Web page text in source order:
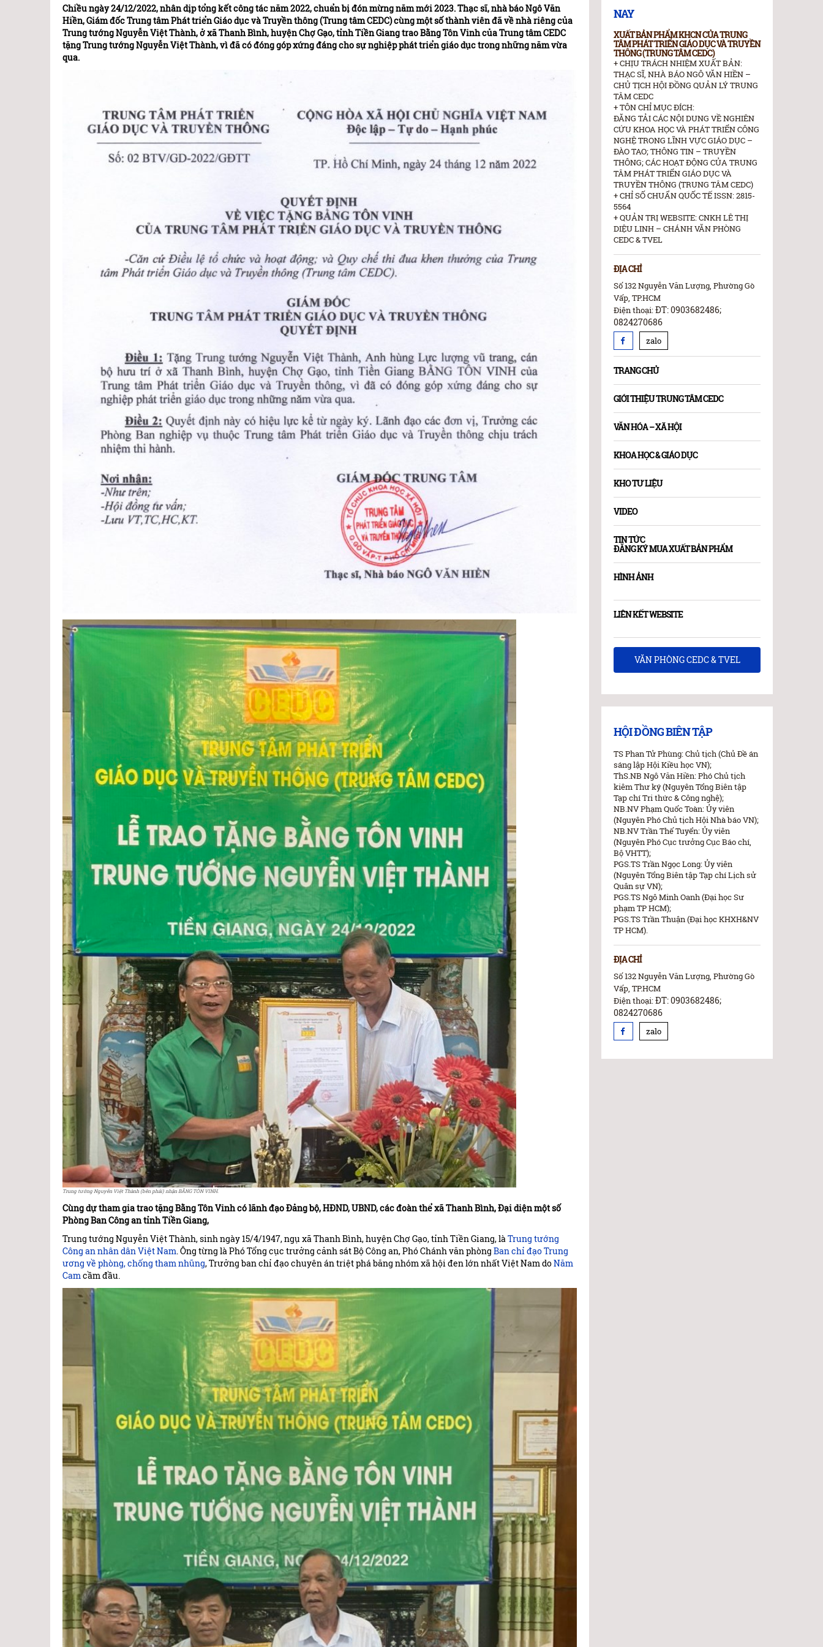
Chiều ngày 24/12/2022, nhân dịp tổng kết công tác năm 2022, chuẩn bị đón mừng năm mới 2023. Thạc sĩ, nhà báo Ngô Văn
Hiền, Giám đốc Trung tâm Phát triển Giáo dục và Truyền thông (Trung tâm CEDC) cùng một số thành viên đã về nhà riêng của
Trung tướng Nguyễn Việt Thành, ở xã Thanh Bình, huyện Chợ Gạo, tỉnh Tiền Giang trao Bằng Tôn Vinh của Trung tâm CEDC
tặng Trung tướng Nguyễn Việt Thành, vì đã có đóng góp xứng đáng cho sự nghiệp phát triển giáo dục trong những năm vừa
qua.
Trung tướng Nguyễn Việt Thành (bên phải) nhận BẰNG TÔN VINH.
Cùng dự tham gia trao tặng Bằng Tôn Vinh có lãnh đạo Đảng bộ, HĐND, UBND, các đoàn thể xã Thanh Bình, Đại diện một số
Phòng Ban Công an tỉnh Tiền Giang,
Trung tướng Nguyễn Việt Thành, sinh ngày 15/4/1947, ngụ xã Thanh Bình, huyện Chợ Gạo, tỉnh Tiền Giang, là Trung tướng
Công an nhân dân Việt Nam. Ông từng là Phó Tổng cục trưởng cảnh sát Bộ Công an, Phó Chánh văn phòng Ban chỉ đạo Trung
ương về phòng, chống tham nhũng, Trưởng ban chỉ đạo chuyên án triệt phá băng nhóm xã hội đen lớn nhất Việt Nam doNăm
Cam cầm đầu.
NAY
XUẤT BẢN PHẨM KHCN CỦA TRUNG
TÂM PHÁT TRIỂN GIÁO DỤC VÀ TRUYỀN
THÔNG (TRUNG TÂM CEDC)
+ CHỊU TRÁCH NHIỆM XUẤT BẢN:
THẠC SĨ, NHÀ BÁO NGÔ VĂN HIỀN –
CHỦ TỊCH HỘI ĐỒNG QUẢN LÝ TRUNG
TÂM CEDC
+ TÔN CHỈ MỤC ĐÍCH:
ĐĂNG TẢI CÁC NỘI DUNG VỀ NGHIÊN
CỨU KHOA HỌC VÀ PHÁT TRIỂN CÔNG
NGHỆ TRONG LĨNH VỰC GIÁO DỤC –
ĐÀO TAO; THÔNG TIN – TRUYỀN
THÔNG; CÁC HOẠT ĐỘNG CỦA TRUNG
TÂM PHÁT TRIỂN GIÁO DỤC VÀ
TRUYỀN THÔNG (TRUNG TÂM CEDC)
+ CHỈ SỐ CHUẨN QUỐC TẾ ISSN: 2815-
5564
+ QUẢN TRỊ WEBSITE: CNKH LÊ THỊ
DIỆU LINH – CHÁNH VĂN PHÒNG
CEDC & TVEL
ĐỊA CHỈ
Số 132 Nguyễn Văn Lượng, Phường Gò
Vấp, TP.HCM
Điện thoại:ĐT: 0903682486;
0824270686
zalo
TRANG CHỦ
GIỚI THIỆU TRUNG TÂM CEDC
VĂN HÓA – XÃ HỘI
KHOA HỌC & GIÁO DỤC
KHO TƯ LIỆU
VIDEO
TIN TỨC
ĐĂNG KÝ MUA XUẤT BẢN PHẨM
HÌNH ẢNH
LIÊN KẾT WEBSITE
VĂN PHÒNG CEDC & TVEL
HỘI ĐỒNG BIÊN TẬP
TS Phan Tử Phùng: Chủ tịch (Chủ Đề án
sáng lập Hội Kiều học VN);
ThS.NB Ngô Văn Hiền: Phó Chủ tịch
kiêm Thư ký (Nguyên Tổng Biên tập
Tạp chí Tri thức & Công nghệ);
NB.NV Phạm Quốc Toàn: Ủy viên
(Nguyên Phó Chủ tịch Hội Nhà báo VN);
NB.NV Trần Thế Tuyển: Ủy viên
(Nguyên Phó Cục trưởng Cục Báo chí,
Bộ VHTT);
PGS.TS Trần Ngọc Long: Ủy viên
(Nguyên Tổng Biên tập Tạp chí Lịch sử
Quân sự VN);
PGS.TS Ngô Minh Oanh (Đại học Sư
phạm TP HCM);
PGS.TS Trần Thuận (Đại học KHXH&NV
TP HCM).
ĐỊA CHỈ
Số 132 Nguyễn Văn Lượng, Phường Gò
Vấp, TP.HCM
Điện thoại:ĐT: 0903682486;
0824270686
zalo